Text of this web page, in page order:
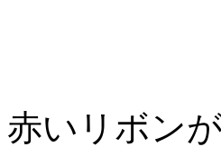
赤いリボン